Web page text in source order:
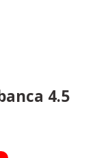
4.5